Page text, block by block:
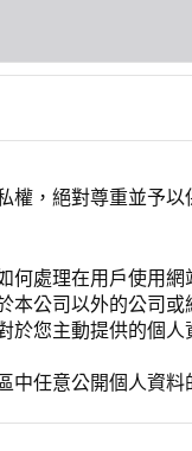
權，絕對尊重並予
何處理在用戶使用
本公司以外的公司
於您主動提供的個
中任意公開個人資